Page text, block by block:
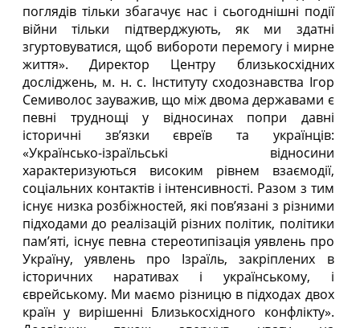
поглядів тільки збагачує нас і сьогоднішні події
війни тільки підтверджують, як ми здатні
згуртовуватися, щоб вибороти перемогу і мирне
життя». Директор Центру близькосхідних
досліджень, м. н. с. Інституту сходознавства Ігор
Семиволос зауважив, що між двома державами є
певні труднощі у відносинах попри давні
історичні зв’язки євреїв та українців:
«Українсько-ізраїльські відносини
характеризуються високим рівнем взаємодії,
соціальних контактів і інтенсивності. Разом з тим
існує низка розбіжностей, які пов’язані з різними
підходами до реалізацій різних політик, політики
пам’яті, існує певна стереотипізація уявлень про
Україну, уявлень про Ізраїль, закріплених в
історичних наративах і українському, і
єврейському. Ми маємо різницю в підходах двох
країн у вирішенні Близькосхідного конфлікту».